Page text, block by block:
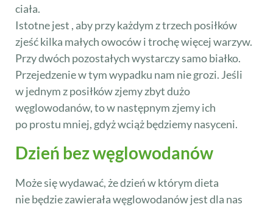
ciała.
Istotne jest , aby przy każdym z trzech posiłków
zjeść kilka małych owoców i trochę więcej warzyw.
Przy dwóch pozostałych wystarczy samo białko.
Przejedzenie w tym wypadku nam nie grozi. Jeśli
w jednym z posiłków zjemy zbyt dużo
węglowodanów, to w następnym zjemy ich
po prostu mniej, gdyż wciąż będziemy nasyceni.
Dzień bez węglowodanów
Może się wydawać, że dzień w którym dieta
nie będzie zawierała węglowodanów jest dla nas